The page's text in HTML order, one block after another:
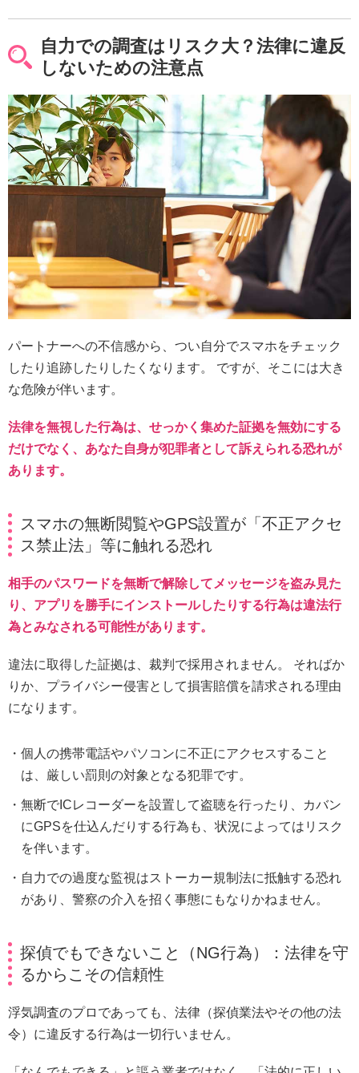
自力での調査はリスク大？法律に違反
しないための注意点
パートナーへの不信感から、つい自分でスマホをチェック
したり追跡したりしたくなります。 ですが、そこには大き
な危険が伴います。
法律を無視した行為は、せっかく集めた証拠を無効にする
だけでなく、あなた自身が犯罪者として訴えられる恐れが
あります。
スマホの無断閲覧やGPS設置が「不正アクセ
ス禁止法」等に触れる恐れ
相手のパスワードを無断で解除してメッセージを盗み見た
り、アプリを勝手にインストールしたりする行為は違法行
為とみなされる可能性があります。
違法に取得した証拠は、裁判で採用されません。 そればか
りか、プライバシー侵害として損害賠償を請求される理由
になります。
個人の携帯電話やパソコンに不正にアクセスすること
は、厳しい罰則の対象となる犯罪です。
無断でICレコーダーを設置して盗聴を行ったり、カバン
にGPSを仕込んだりする行為も、状況によってはリスク
を伴います。
自力での過度な監視はストーカー規制法に抵触する恐れ
があり、警察の介入を招く事態にもなりかねません。
探偵でもできないこと（NG行為）：法律を守
るからこその信頼性
浮気調査のプロであっても、法律（探偵業法やその他の法
令）に違反する行為は一切行いません。